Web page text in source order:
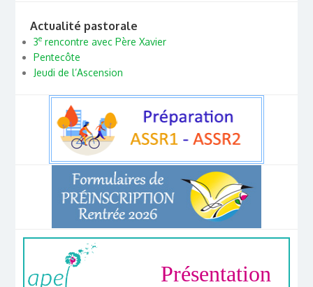
Actualité pastorale
3erencontre avec Père Xavier
Pentecôte
Jeudi de l’Ascension
Présentation